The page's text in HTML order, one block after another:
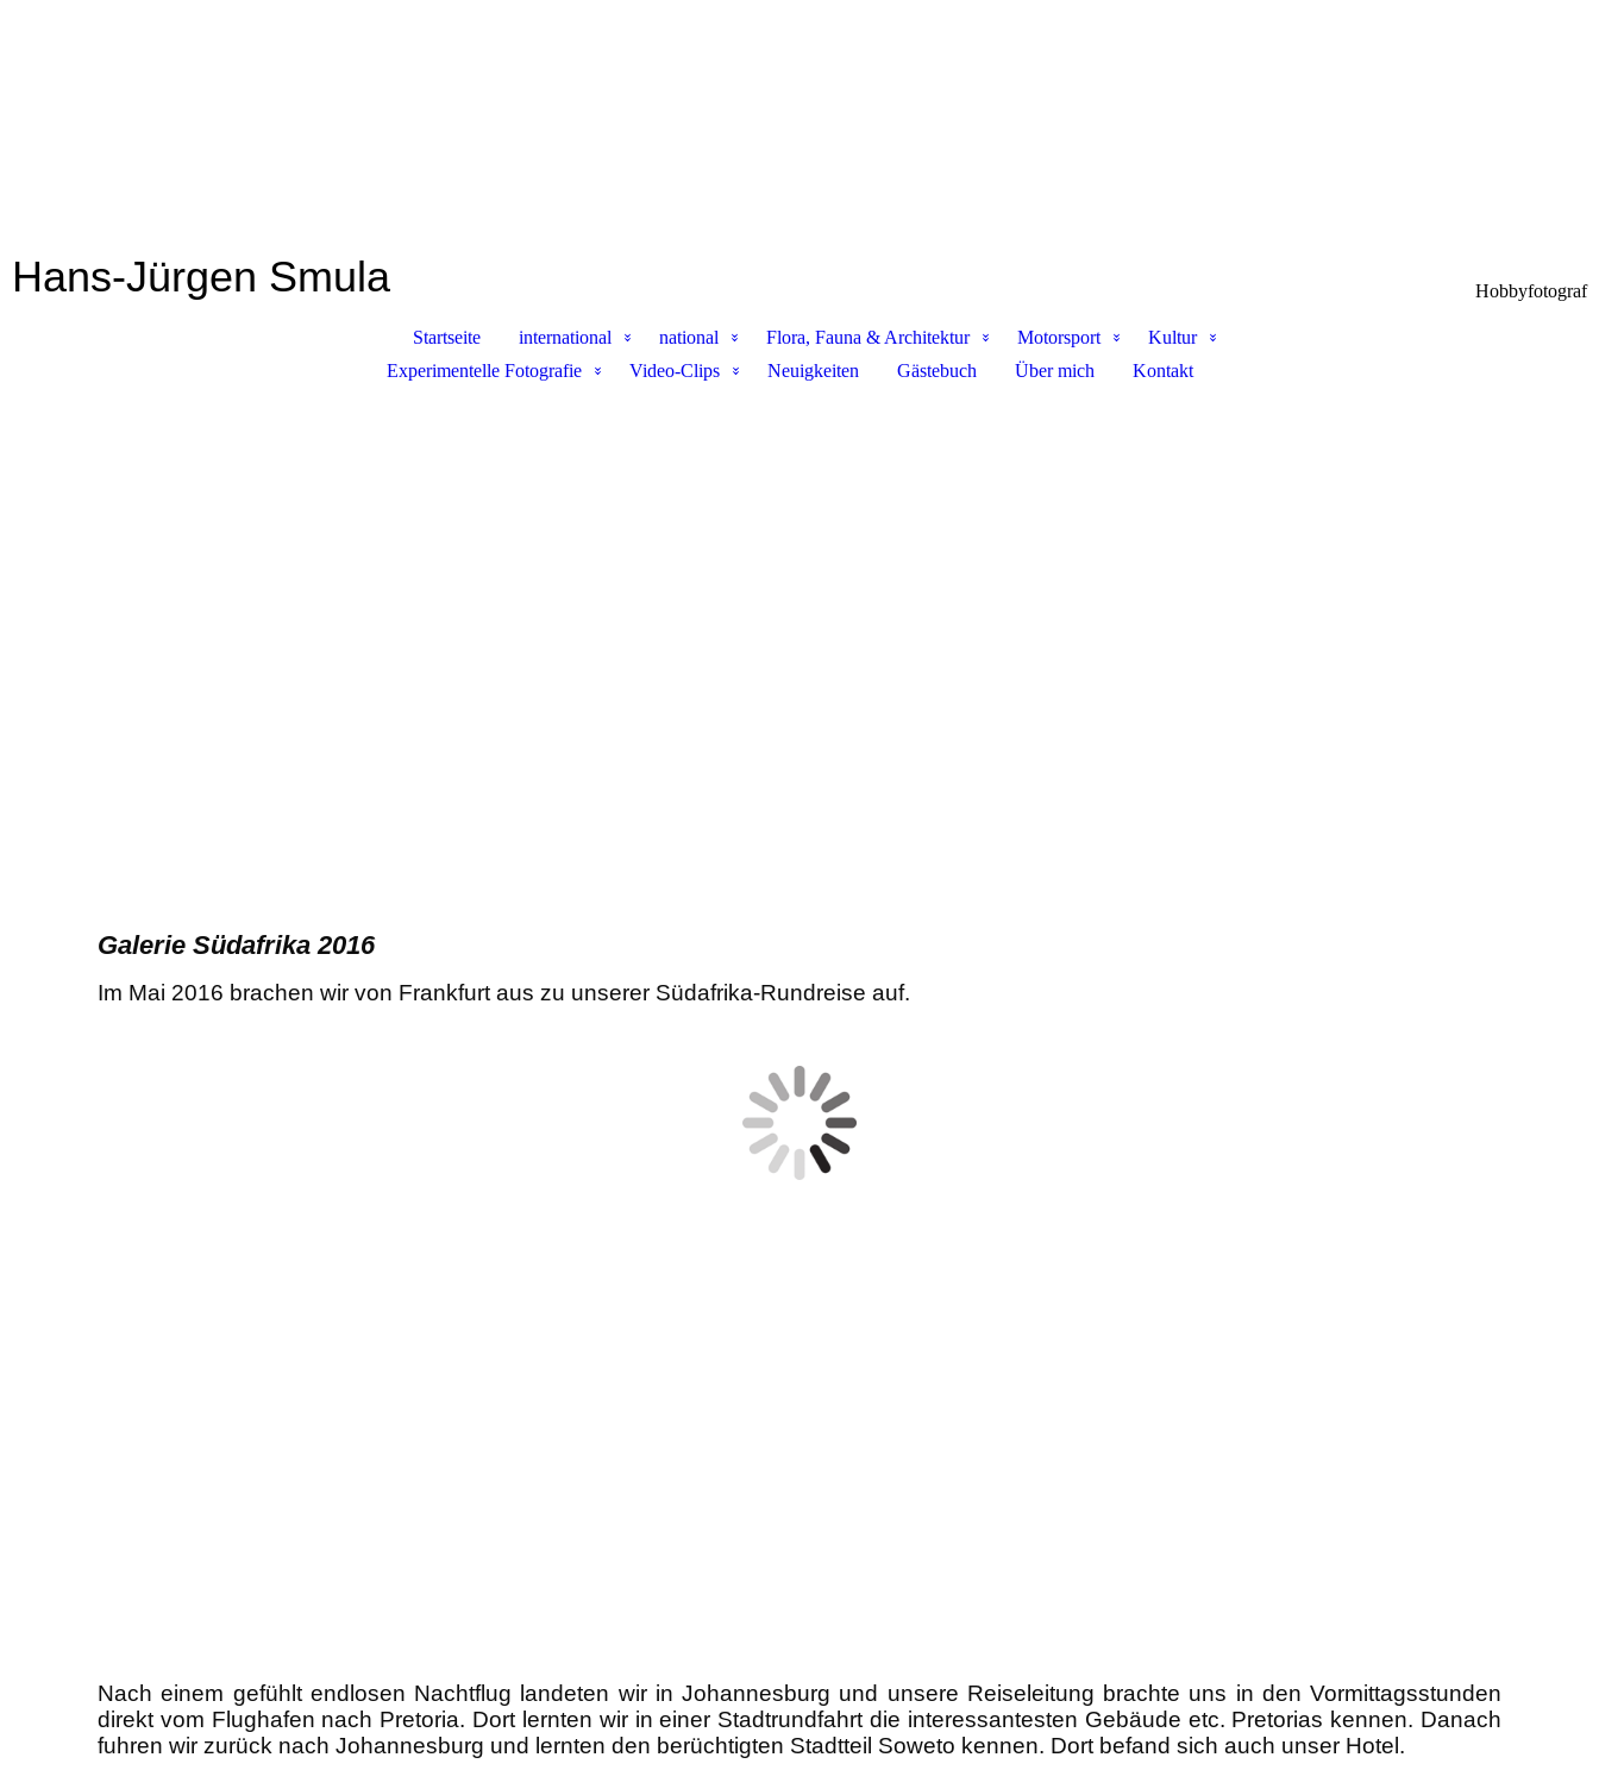
Hans-Jürgen Smula Hobbyfotograf
Startseite international national Flora, Fauna & Architektur Motorsport
Kultur
Experimentelle Fotografie
Video-Clips Neuigkeiten Gästebuch Über mich Kontakt
Galerie Südafrika 2016
Im Mai 2016 brachen wir von Frankfurt aus zu unserer Südafrika-Rundreise auf.
Nach einem gefühlt endlosen Nachtflug landeten wir in Johannesburg und unsere Reiseleitung brachte uns in den Vormittagsstunden
direkt vom Flughafen nach Pretoria. Dort lernten wir in einer Stadtrundfahrt die interessantesten Gebäude etc. Pretorias kennen. Danach
fuhren wir zurück nach Johannesburg und lernten den berüchtigten Stadtteil Soweto kennen. Dort befand sich auch unser Hotel.